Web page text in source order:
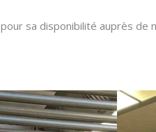
pour sa disponibilité auprès de